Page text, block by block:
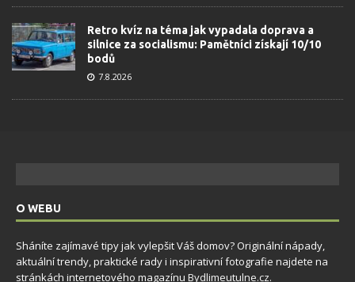
Retro kvíz na téma jak vypadala doprava a
silnice za socialismu: Pamětníci získají 10/10
bodů
7.8.2026
O WEBU
Sháníte zajímavé tipy jak vylepšit Váš domov? Originální nápady,
aktuální trendy, praktické rady i inspirativní fotografie najdete na
stránkách internetového magazínu Bydlimeutulne.cz.